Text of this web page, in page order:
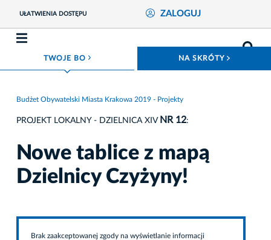
UŁATWIENIA DOSTĘPU ZALOGUJ
TWOJE BO ROZWIŃ MENU NA SKRÓTY
Budżet Obywatelski Miasta Krakowa 2019 - Projekty
PROJEKT LOKALNY - DZIELNICA XIV NR 12:
Nowe tablice z mapą
Dzielnicy Czyżyny!
Brak zaakceptowanej zgody na wyświetlanie informacji